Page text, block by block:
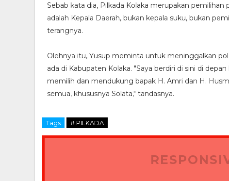
Sebab kata dia, Pilkada Kolaka merupakan
adalah Kepala Daerah, bukan kepala suku, bukan
terangnya.
Olehnya itu, Yusup meminta untuk meninggalkan
ada di Kabupaten Kolaka. "Saya berdiri di sini di
memilih dan mendukung bapak H. Amri dan H.
semua, khususnya Solata," tandasnya.
Tags # PILKADA